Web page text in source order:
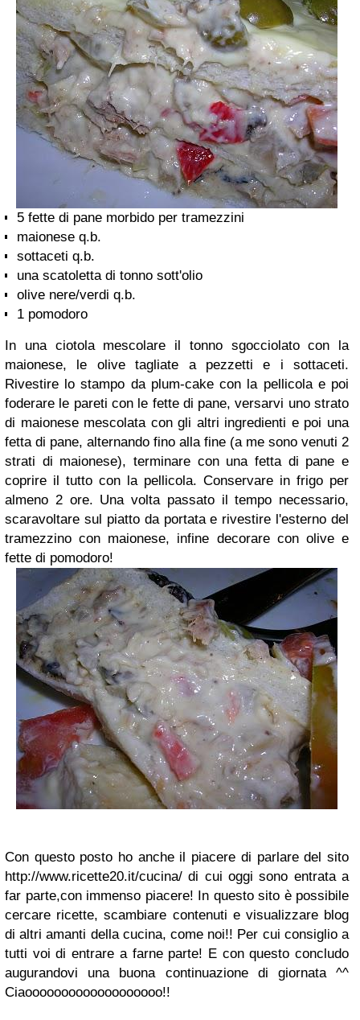
5 fette di pane morbido per tramezzini
maionese q.b.
sottaceti q.b.
una scatoletta di tonno sott'olio
olive nere/verdi q.b.
1 pomodoro
In una ciotola mescolare il tonno sgocciolato con la
maionese, le olive tagliate a pezzetti e i sottaceti.
Rivestire lo stampo da plum-cake con la pellicola e poi
foderare le pareti con le fette di pane, versarvi uno strato
di maionese mescolata con gli altri ingredienti e poi una
fetta di pane, alternando fino alla fine (a me sono venuti 2
strati di maionese), terminare con una fetta di pane e
coprire il tutto con la pellicola. Conservare in frigo per
almeno 2 ore. Una volta passato il tempo necessario,
scaravoltare sul piatto da portata e rivestire l'esterno del
tramezzino con maionese, infine decorare con olive e
fette di pomodoro!
Con questo posto ho anche il piacere di parlare del sito
http://www.ricette20.it/cucina/ di cui oggi sono entrata a
far parte,con immenso piacere! In questo sito è possibile
cercare ricette, scambiare contenuti e visualizzare blog
di altri amanti della cucina, come noi!! Per cui consiglio a
tutti voi di entrare a farne parte! E con questo concludo
augurandovi una buona continuazione di giornata ^^
Ciaooooooooooooooooooo!!